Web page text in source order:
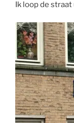
Ik loop de straat